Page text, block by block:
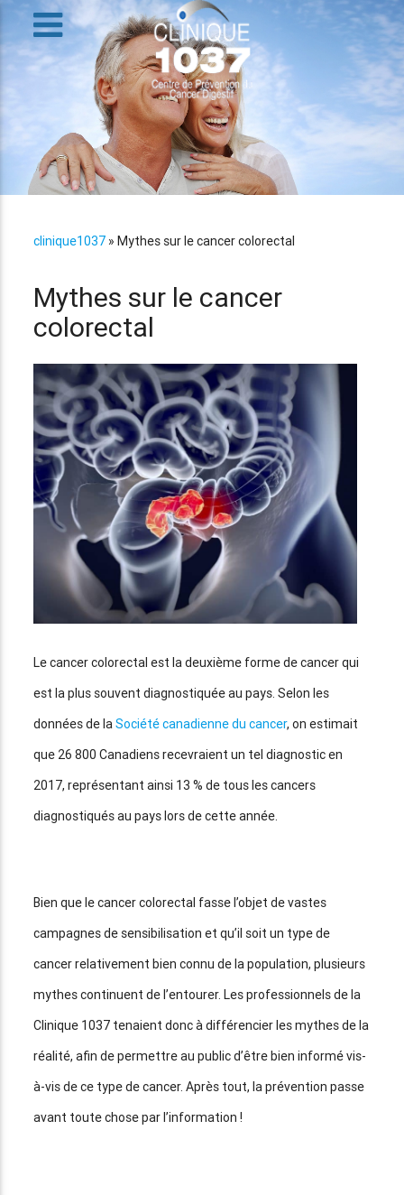
clinique1037 »Mythes sur le cancer colorectal
Mythes sur le cancer
colorectal
Le cancer colorectal est la deuxième forme de cancer qui
est la plus souvent diagnostiquée au pays. Selon les
données de laSociété canadienne du cancer, on estimait
que 26 800 Canadiens recevraient un tel diagnostic en
2017, représentant ainsi 13 % de tous les cancers
diagnostiqués au pays lors de cette année.
Bien que le cancer colorectal fasse l’objet de vastes
campagnes de sensibilisation et qu’il soit un type de
cancer relativement bien connu de la population, plusieurs
mythes continuent de l’entourer. Les professionnels de la
Clinique 1037 tenaient donc à différencier les mythes de la
réalité, afin de permettre au public d’être bien informé vis-
à-vis de ce type de cancer. Après tout, la prévention passe
avant toute chose par l’information !